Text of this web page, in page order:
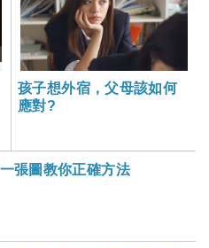
孩子想外宿，父母該如何
應對?
張圖教你正確方法